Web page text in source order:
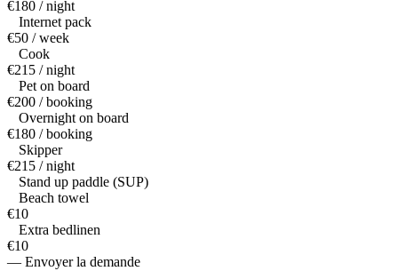
€180 / night
Internet pack
€50 / week
Cook
€215 / night
Pet on board
€200 / booking
Overnight on board
€180 / booking
Skipper
€215 / night
Stand up paddle (SUP)
Beach towel
€10
Extra bedlinen
€10
— Envoyer la demande